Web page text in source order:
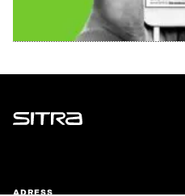
Sitra
ADRESS